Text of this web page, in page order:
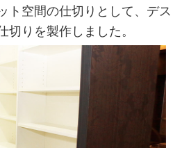
ト空間の仕切りとして、デス
切りを製作しました。